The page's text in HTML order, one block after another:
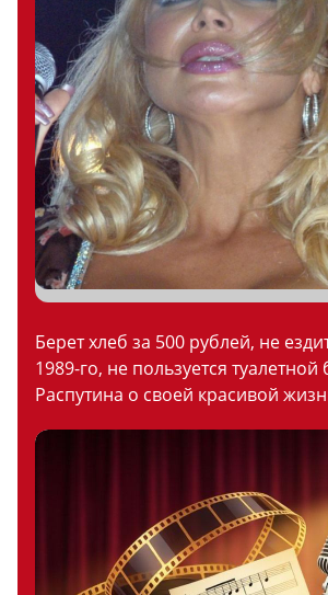
Берет хлеб за 500 рублей, не
1989-го, не пользуется туалетной
Распутина о своей красивой